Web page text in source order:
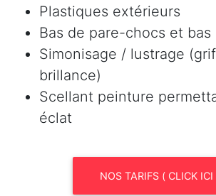
Plastiques extérieurs
Bas de pare-chocs et bas
Simonisage / lustrage
brillance)
Scellant peinture
éclat
NOS TARIFS ( CLICK ICI